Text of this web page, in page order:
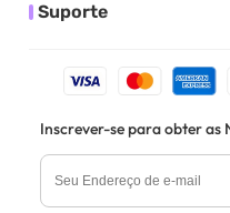
Suporte
Inscrever-se para obter as